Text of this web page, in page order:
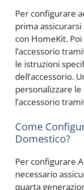
Per configurare
prima
con HomeKit.
l’accessorio
le istruzioni
dell’accessorio.
personalizzare
l’accessorio
Come
Domestico?
Per configurare
necessario
quarta